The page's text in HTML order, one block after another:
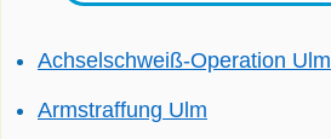
Achselschweiß-Operation Ulm
Armstraffung Ulm